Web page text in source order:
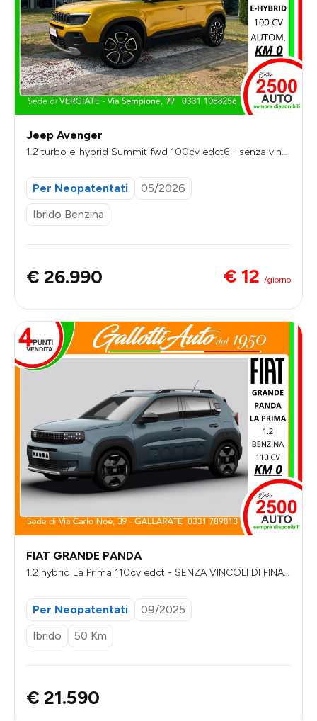
Jeep Avenger
1.2 turbo e-hybrid Summit fwd 100cv edct6 - senza vinc
Per Neopatentati
05/2026
Ibrido Benzina
€ 26.990 € 12 /giorno
FIAT GRANDE PANDA
1.2 hybrid La Prima 110cv edct - SENZA VINCOLI DI FINAN
Per Neopatentati
09/2025
Ibrido
50 Km
€ 21.590